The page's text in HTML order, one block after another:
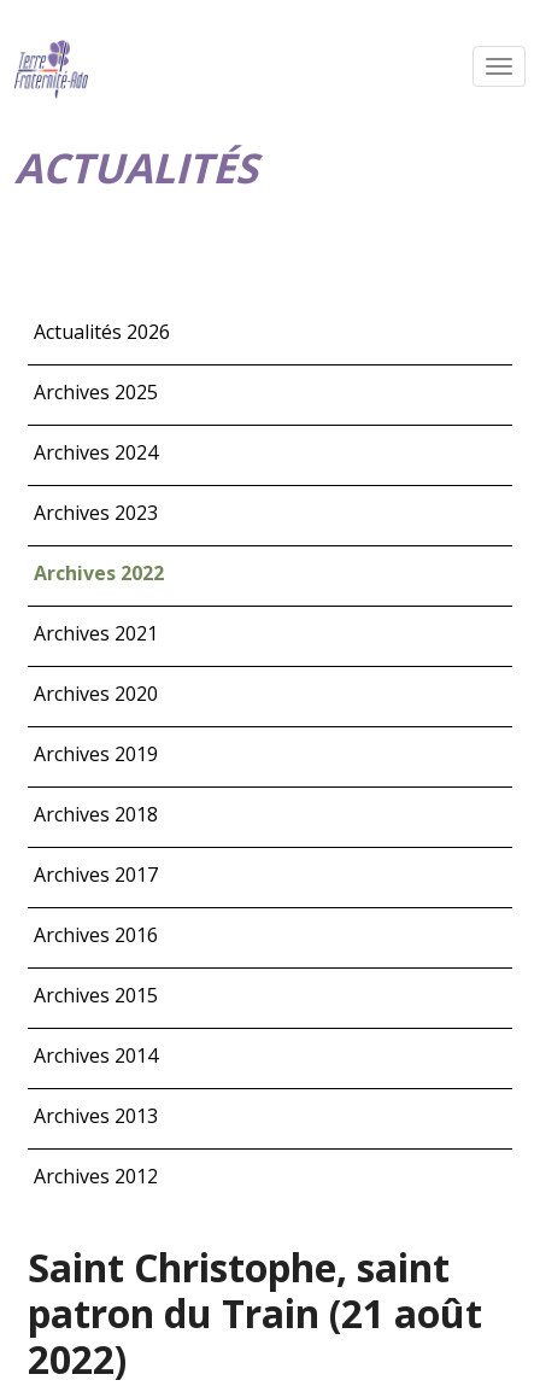
ACTUALITÉS
Actualités 2026
Archives 2025
Archives 2024
Archives 2023
Archives 2022
Archives 2021
Archives 2020
Archives 2019
Archives 2018
Archives 2017
Archives 2016
Archives 2015
Archives 2014
Archives 2013
Archives 2012
Saint Christophe, saint
patron du Train (21 août
2022)